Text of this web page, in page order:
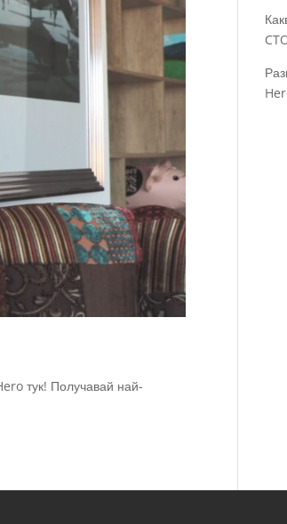
тук! Получавай най-